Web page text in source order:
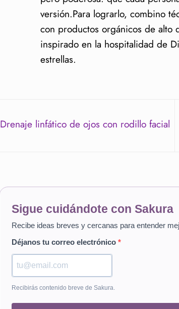
versión.Para lograrlo, combino
con productos orgánicos de alto
inspirado en la hospitalidad de
estrellas.
Drenaje linfático de ojos con rodillo facial
Sigue cuidándote con Sakura
Recibe ideas breves y cercanas para entender
Déjanos tu correo electrónico
Recibirás contenido breve de Sakura.